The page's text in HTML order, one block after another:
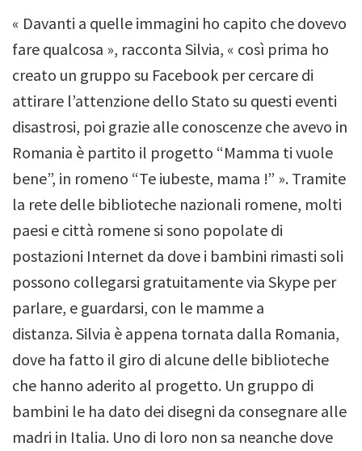
« Davanti a quelle immagini ho capito che dovevo
fare qualcosa », racconta Silvia, « così prima ho
creato un gruppo su Facebook per cercare di
attirare l’attenzione dello Stato su questi eventi
disastrosi, poi grazie alle conoscenze che avevo in
Romania è partito il progetto “Mamma ti vuole
bene”, in romeno “Te iubeste, mama !” ». Tramite
la rete delle biblioteche nazionali romene, molti
paesi e città romene si sono popolate di
postazioni Internet da dove i bambini rimasti soli
possono collegarsi gratuitamente via Skype per
parlare, e guardarsi, con le mamme a
distanza. Silvia è appena tornata dalla Romania,
dove ha fatto il giro di alcune delle biblioteche
che hanno aderito al progetto. Un gruppo di
bambini le ha dato dei disegni da consegnare alle
madri in Italia. Uno di loro non sa neanche dove